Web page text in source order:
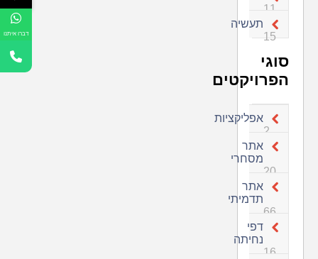
11
תעשיה
15
סוגי
הפרויקטים
אפליקציות
2
אתר
מסחרי
20
אתר
תדמיתי
66
דפי
נחיתה
16
דברו איתנו